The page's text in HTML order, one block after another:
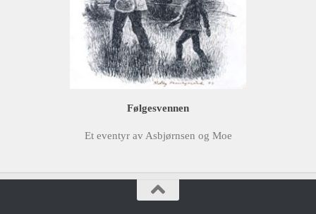
Følgesvennen
Et eventyr av Asbjørnsen og Moe